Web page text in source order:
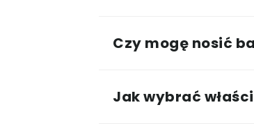
Czy mogę nosić
Jak wybrać